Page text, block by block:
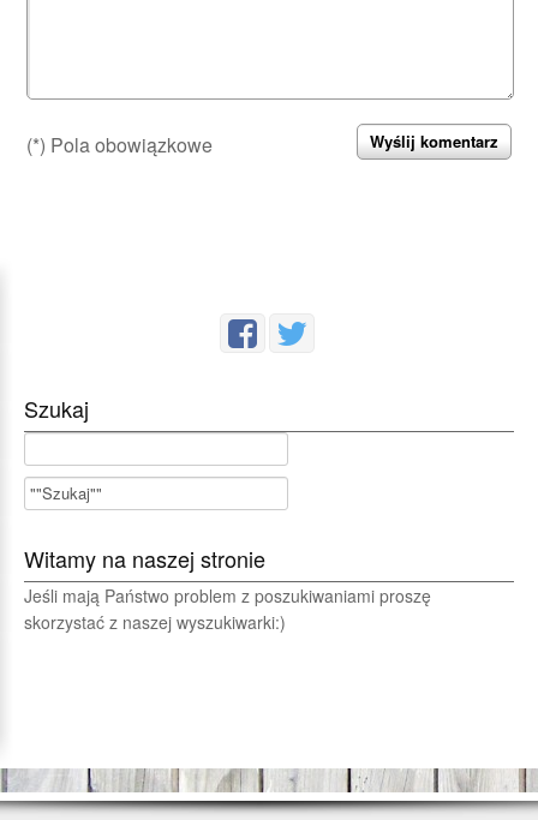
(*) Pola obowiązkowe
Szukaj
Witamy na naszej stronie
Jeśli mają Państwo problem z poszukiwaniami proszę
skorzystać z naszej wyszukiwarki:)